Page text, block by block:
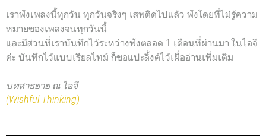
เราฟังเพลงนี้ทุกวัน ทุกวันจริงๆ เสพติดไปแล้ว ฟังโดยที่ไม่รู้ความ
หมายของเพลงจนทุกวันนี้
และมีส่วนที่เราบันทึกไว้ระหว่างฟังตลอด 1 เดือนที่ผ่านมา ในไอจี
ค่ะ บันทึกไว้แบบเรียลไทม์ ก็ขอแปะลิ้งค์ไว้เผื่ออ่านเพิ่มเติม
บทสาธยาย ณ ไอจี
(Wishful Thinking)